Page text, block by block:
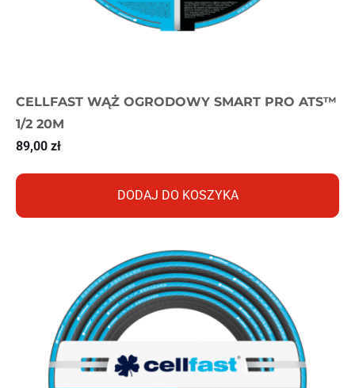
CELLFAST WĄŻ OGRODOWY SMART PRO ATS™
1/2 20M
89,00 zł
DODAJ DO KOSZYKA